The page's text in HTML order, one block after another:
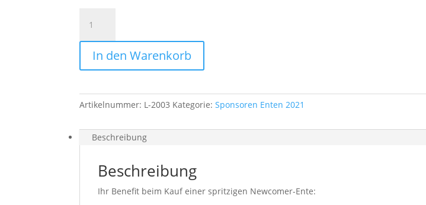
weißen
Herzen
MengeIn den Warenkorb
Artikelnummer: L-2003 Kategorie:Sponsoren Enten 2021
Beschreibung
Beschreibung
Ihr Benefit beim Kauf einer spritzigen Newcomer-Ente: